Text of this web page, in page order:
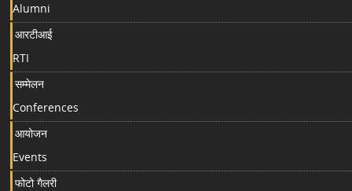
Alumni
आरटीआई
RTI
सम्मेलन
Conferences
आयोजन
Events
फोटो गैलरी